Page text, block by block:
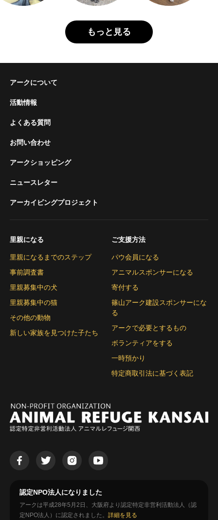
もっと見る
アークについて
活動情報
よくある質問
お問い合わせ
アークショッピング
ニュースレター
アーカイビングプロジェクト
里親になる
里親になるまでのステップ
事前調査書
里親募集中の犬
里親募集中の猫
その他の動物
新しい家族を見つけた子たち
ご支援方法
パウ会員になる
アニマルスポンサーになる
寄付する
篠山アーク建設スポンサーにな
る
アークで必要とするもの
ボランティアをする
一時預かり
特定商取引法に基づく表記
認定NPO法人になりました
アークは平成28年5月2日、大阪府より認定特定非営利活動法人（認
定NPO法人）に認定されました。 詳細を見る